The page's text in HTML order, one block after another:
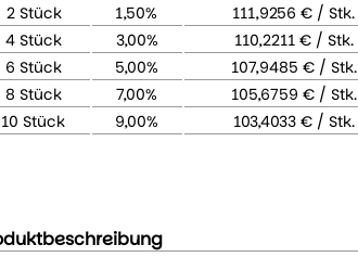
2 Stück
1,50%
111,9256 € / Stk.
4 Stück
3,00%
110,2211 € / Stk.
6 Stück
5,00%
107,9485 € / Stk.
8 Stück
7,00%
105,6759 € / Stk.
10 Stück
9,00% 103,4033 € / Stk.